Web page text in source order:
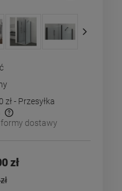
zł - Przesyłka
kosztów płatności
dostawy
zł